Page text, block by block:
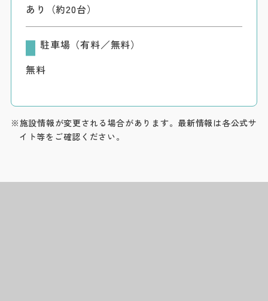
あり（約20台）
駐車場（有料／無料）
無料
※施設情報が変更される場合があります。最新情報は各公式サ
イト等をご確認ください。